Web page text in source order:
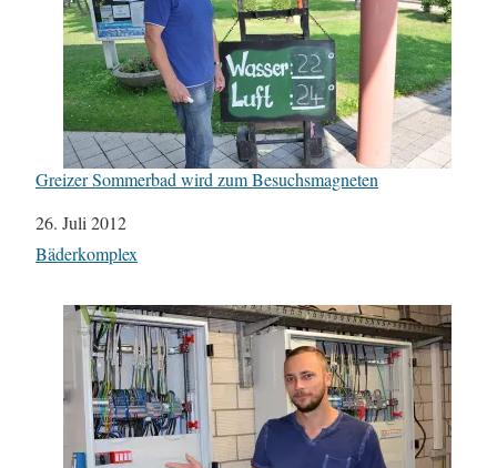
Greizer Sommerbad wird zum Besuchsmagneten
Datum
26. Juli 2012
In Bezug auf
Bäderkomplex